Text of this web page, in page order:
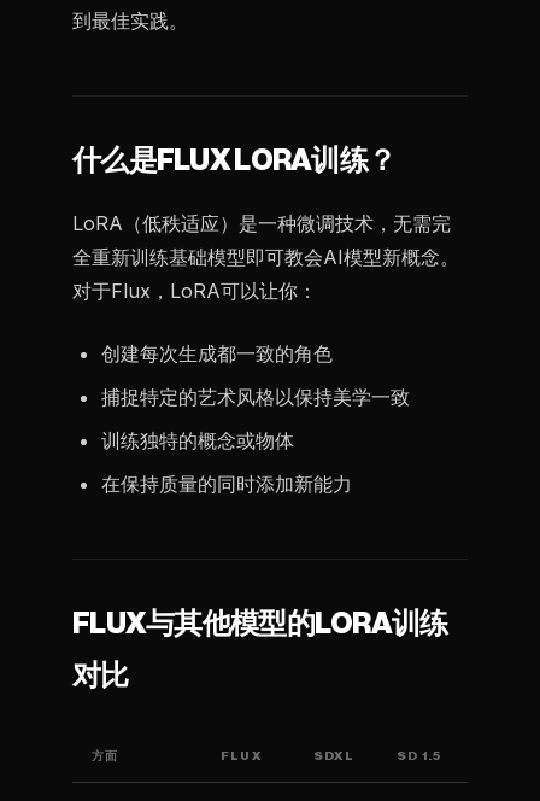
到最佳实践。
什么是FLUX LORA训练？
LoRA（低秩适应）是一种微调技术，无需完
全重新训练基础模型即可教会AI模型新概念。
对于Flux，LoRA可以让你：
创建每次生成都一致的角色
捕捉特定的艺术风格以保持美学一致
训练独特的概念或物体
在保持质量的同时添加新能力
FLUX与其他模型的LORA训练
对比
方面 FLUX SDXL SD 1.5